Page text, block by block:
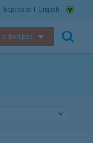
kapcsolat English
e-belépés